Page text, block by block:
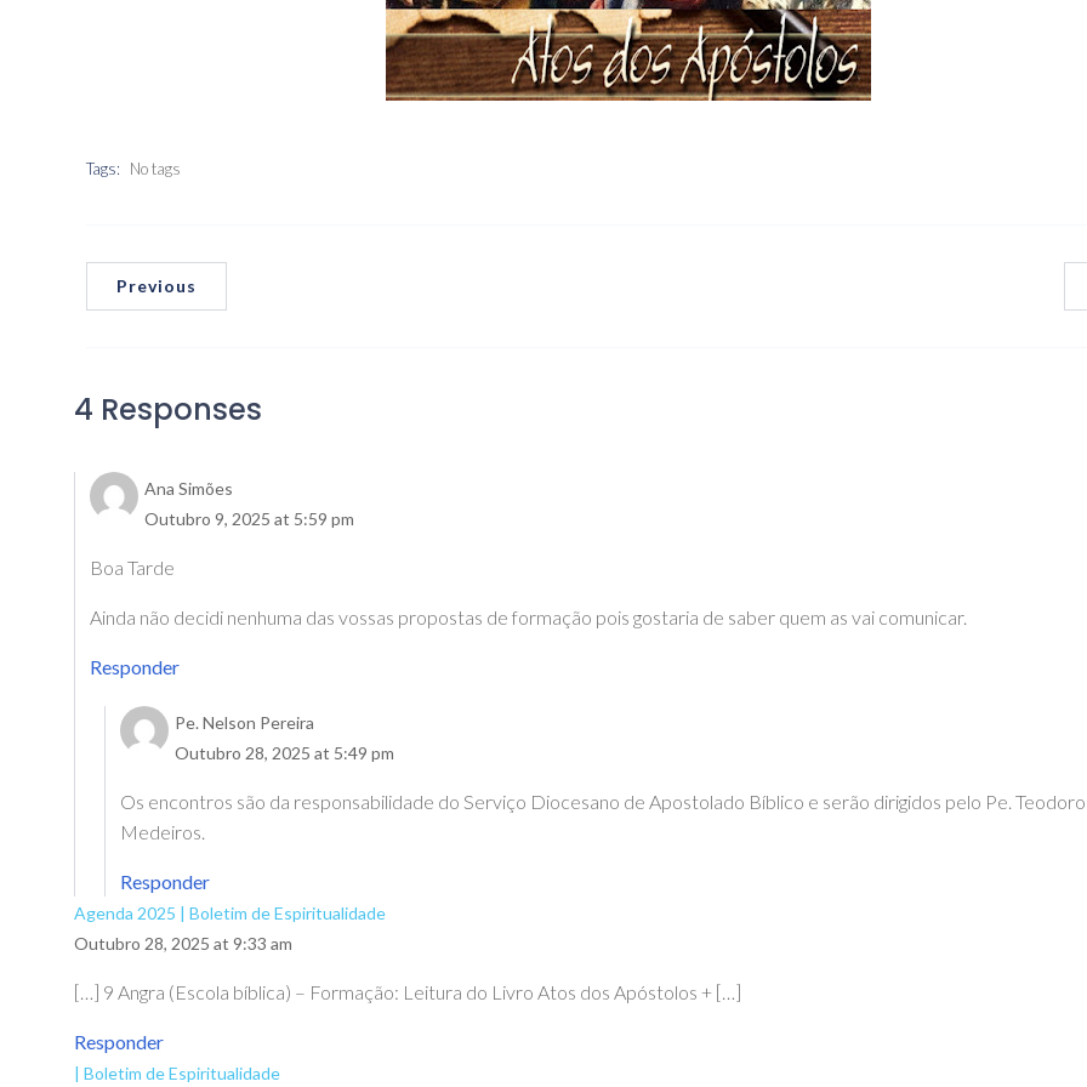
Tags: No tags
Previous
4 Responses
Ana Simões
Outubro 9, 2025 at 5:59 pm
Boa Tarde
Ainda não decidi nenhuma das vossas propostas de formação pois gostaria de saber quem as vai comunicar.
Responder
Pe. Nelson Pereira
Outubro 28, 2025 at 5:49 pm
Os encontros são da responsabilidade do Serviço Diocesano de Apostolado Bíblico e serão dirigidos pelo Pe. Teodoro
Medeiros.
Responder
Agenda 2025 | Boletim de Espiritualidade
Outubro 28, 2025 at 9:33 am
[…] 9 Angra (Escola bíblica) – Formação: Leitura do Livro Atos dos Apóstolos + […]
Responder
| Boletim de Espiritualidade